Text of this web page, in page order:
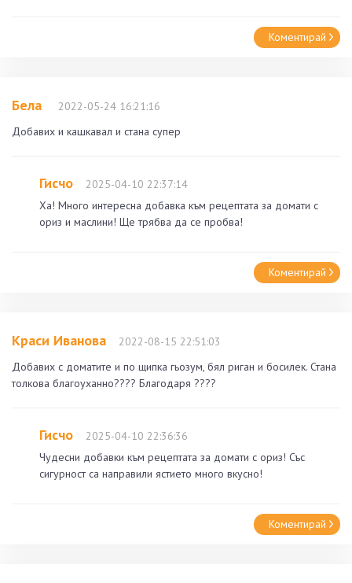
Коментирай
Бела
2022-05-24 16:21:16
Добавих и кашкавал и стана супер
Гисчо
2025-04-10 22:37:14
Ха! Много интересна добавка към рецептата за домати с
ориз и маслини! Ще трябва да се пробва!
Коментирай
Краси Иванова
2022-08-15 22:51:03
Добавих с доматите и по щипка гьозум, бял риган и босилек. Стана
толкова благоуханно???? Благодаря ????
Гисчо
2025-04-10 22:36:36
Чудесни добавки към рецептата за домати с ориз! Със
сигурност са направили ястието много вкусно!
Коментирай